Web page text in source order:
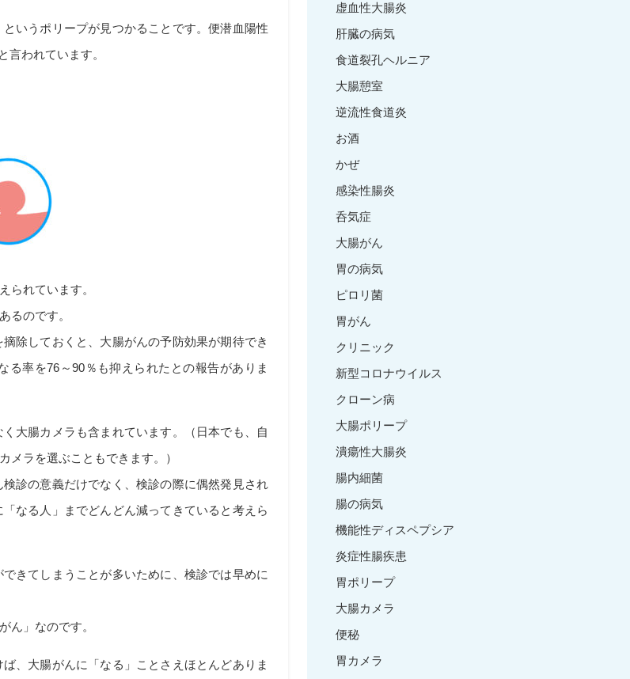
いうポリープが見つかることです。便潜血陽性
言われています。
られています。
るのです。
除しておくと、大腸がんの予防効果が期待でき
る率を76～90％も抑えられたとの報告がありま
大腸カメラも含まれています。（日本でも、自
メラを選ぶこともできます。）
診の意義だけでなく、検診の際に偶然発見され
なる人」までどんどん減ってきていると考えら
きてしまうことが多いために、検診では早めに
ん」なのです。
、大腸がんに「なる」ことさえほとんどありま
虚血性大腸炎
肝臓の病気
食道裂孔ヘルニア
大腸憩室
逆流性食道炎
お酒
かぜ
感染性腸炎
呑気症
大腸がん
胃の病気
ピロリ菌
胃がん
クリニック
新型コロナウイルス
クローン病
大腸ポリープ
潰瘍性大腸炎
腸内細菌
腸の病気
機能性ディスペプシア
炎症性腸疾患
胃ポリープ
大腸カメラ
便秘
胃カメラ